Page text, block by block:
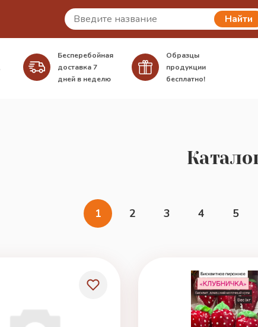
Найти
Бесперебойная
доставка7
дней в неделю
Образцы
продукции
бесплатно!
1 2 3 4 5